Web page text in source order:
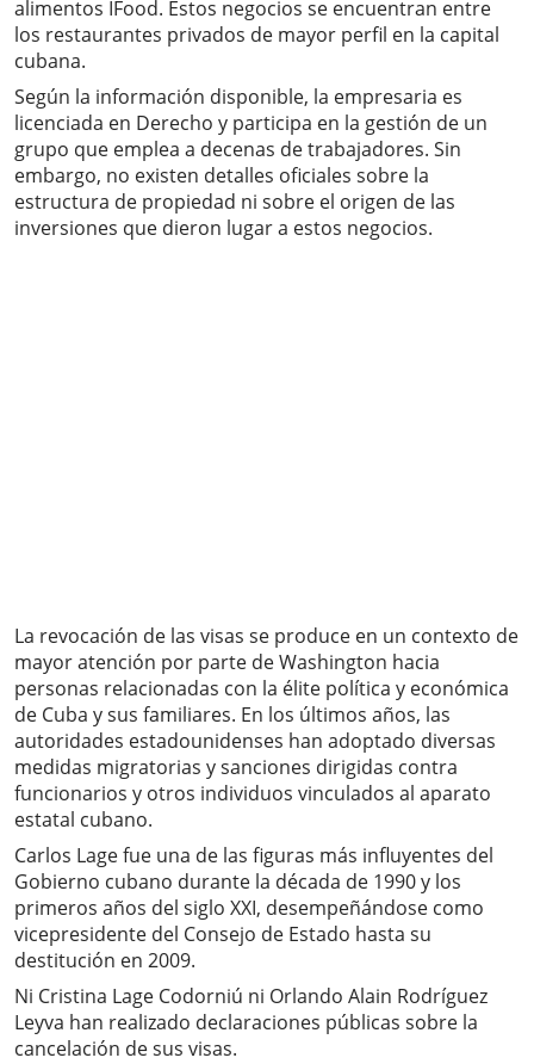
alimentos IFood. Estos negocios se encuentran entre
los restaurantes privados de mayor perfil en la capital
cubana.
Según la información disponible, la empresaria es
licenciada en Derecho y participa en la gestión de un
grupo que emplea a decenas de trabajadores. Sin
embargo, no existen detalles oficiales sobre la
estructura de propiedad ni sobre el origen de las
inversiones que dieron lugar a estos negocios.
La revocación de las visas se produce en un contexto de
mayor atención por parte de Washington hacia
personas relacionadas con la élite política y económica
de Cuba y sus familiares. En los últimos años, las
autoridades estadounidenses han adoptado diversas
medidas migratorias y sanciones dirigidas contra
funcionarios y otros individuos vinculados al aparato
estatal cubano.
Carlos Lage fue una de las figuras más influyentes del
Gobierno cubano durante la década de 1990 y los
primeros años del siglo XXI, desempeñándose como
vicepresidente del Consejo de Estado hasta su
destitución en 2009.
Ni Cristina Lage Codorniú ni Orlando Alain Rodríguez
Leyva han realizado declaraciones públicas sobre la
cancelación de sus visas.